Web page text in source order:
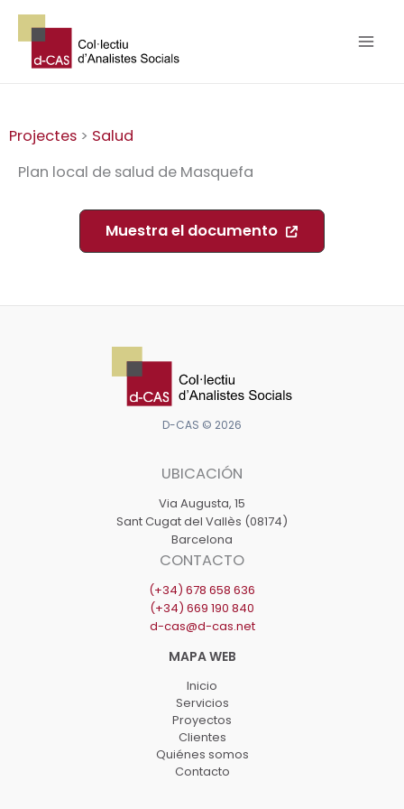
contenido
Projectes > Salud
Plan local de salud de Masquefa
Muestra el documento
D-CAS © 2026
UBICACIÓN
Via Augusta, 15
Sant Cugat del Vallès (08174)
Barcelona
CONTACTO
(+34) 678 658 636
(+34) 669 190 840
d-cas@d-cas.net
Inicio
Servicios
Proyectos
Clientes
Quiénes somos
Contacto